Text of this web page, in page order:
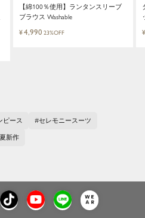
【綿100％使用】ランタンスリーブ
ブラウス Washable
¥4,990 23%OFF ¥
ピース セレモニースーツ
新作